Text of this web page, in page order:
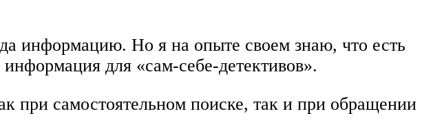
информацию. Но я на опыте своем знаю, что есть
для «сам-себе-детективов».
при самостоятельном поиске, так и при обращении